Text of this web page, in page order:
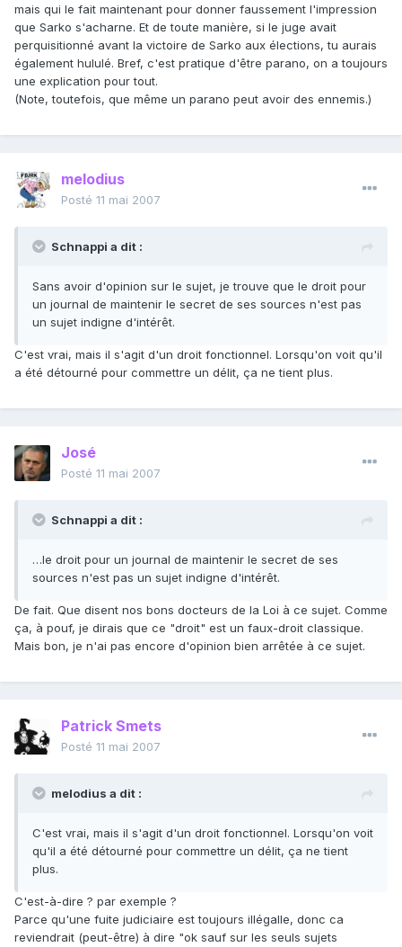
mais qui le fait maintenant pour donner faussement l'impression
que Sarko s'acharne. Et de toute manière, si le juge avait
perquisitionné avant la victoire de Sarko aux élections, tu aurais
également hululé. Bref, c'est pratique d'être parano, on a toujours
une explication pour tout.
(Note, toutefois, que même un parano peut avoir des ennemis.)
melodius
Posté 11 mai 2007
Schnappi a dit :
Sans avoir d'opinion sur le sujet, je trouve que le droit pour
un journal de maintenir le secret de ses sources n'est pas
un sujet indigne d'intérêt.
C'est vrai, mais il s'agit d'un droit fonctionnel. Lorsqu'on voit qu'il
a été détourné pour commettre un délit, ça ne tient plus.
José
Posté 11 mai 2007
Schnappi a dit :
…le droit pour un journal de maintenir le secret de ses
sources n'est pas un sujet indigne d'intérêt.
De fait. Que disent nos bons docteurs de la Loi à ce sujet. Comme
ça, à pouf, je dirais que ce "droit" est un faux-droit classique.
Mais bon, je n'ai pas encore d'opinion bien arrêtée à ce sujet.
Patrick Smets
Posté 11 mai 2007
melodius a dit :
C'est vrai, mais il s'agit d'un droit fonctionnel. Lorsqu'on voit
qu'il a été détourné pour commettre un délit, ça ne tient
plus.
C'est-à-dire ? par exemple ?
Parce qu'une fuite judiciaire est toujours illégalle, donc ca
reviendrait (peut-être) à dire "ok sauf sur les seuls sujets